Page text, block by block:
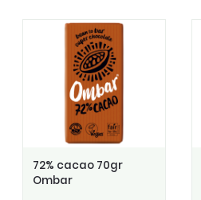
72% cacao 70gr
Ombar